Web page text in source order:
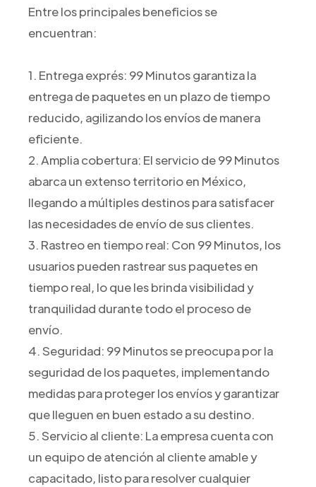
Entre los principales beneficios se
encuentran:
1. Entrega exprés: 99 Minutos garantiza la
entrega de paquetes en un plazo de tiempo
reducido, agilizando los envíos de manera
eficiente.
2. Amplia cobertura: El servicio de 99 Minutos
abarca un extenso territorio en México,
llegando a múltiples destinos para satisfacer
las necesidades de envío de sus clientes.
3. Rastreo en tiempo real: Con 99 Minutos, los
usuarios pueden rastrear sus paquetes en
tiempo real, lo que les brinda visibilidad y
tranquilidad durante todo el proceso de
envío.
4. Seguridad: 99 Minutos se preocupa por la
seguridad de los paquetes, implementando
medidas para proteger los envíos y garantizar
que lleguen en buen estado a su destino.
5. Servicio al cliente: La empresa cuenta con
un equipo de atención al cliente amable y
capacitado, listo para resolver cualquier